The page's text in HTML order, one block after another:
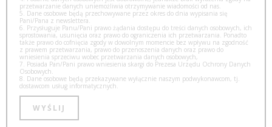
przetwarzanie danych uniemożliwia otrzymywanie wiadomości od nas.
5. Dane osobowe będą przechowywane przez okres do dnia wypisania się
Pani/Pana z newslettera.
6. Przysługuje Panu/Pani prawo żądania dostępu do treści danych osobowych, ich
sprostowania, usunięcia oraz prawo do ograniczenia ich przetwarzania. Ponadto
także prawo do cofnięcia zgody w dowolnym momencie bez wpływu na zgodność
z prawem przetwarzania, prawo do przenoszenia danych oraz prawo do
wniesienia sprzeciwu wobec przetwarzania danych osobowych,
7. Posiada Pan/Pani prawo wniesienia skargi do Prezesa Urzędu Ochrony Danych
Osobowych.
8. Dane osobowe będą przekazywane wyłącznie naszym podwykonawcom, tj.
dostawcom usług informatycznych.